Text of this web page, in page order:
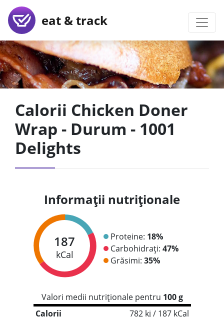
eat & track
Calorii Chicken Doner
Wrap - Durum - 1001
Delights
Informații nutriționale
187
kCal
Proteine: 18%
Carbohidrați: 47%
Grăsimi: 35%
Valori medii nutriționale pentru 100 g
Calorii
782 kj / 187 kCal